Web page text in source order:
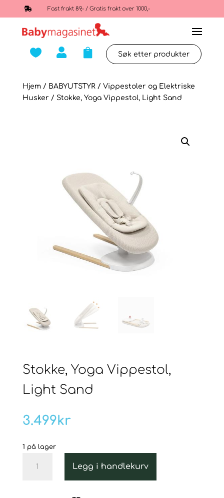
 Fast frakt 89,- / Gratis frakt over 1000,-
  
Hjem/ BABYUTSTYR/ Vippestoler og Elektriske
Husker / Stokke, Yoga Vippestol, Light Sand
Stokke, Yoga Vippestol,
Light Sand
3.499kr
1 på lager
Yoga
Legg i handlekurv